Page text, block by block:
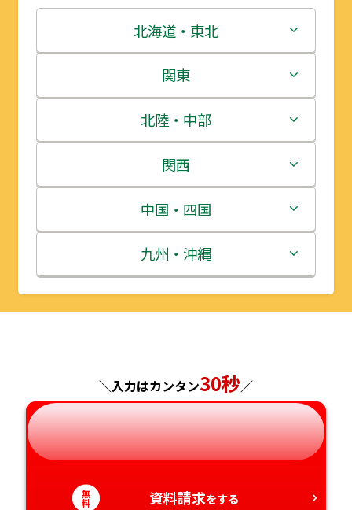
北海道・東北
北海道
青森県
岩手県
宮城県
秋田県
山形県
関東
茨城県
栃木県
群馬県
埼玉県
千葉県
神奈川県
北陸・中部
新潟県
富山県
石川県
福井県
長野県
岐阜県
関西
三重県
滋賀県
京都府
兵庫県
奈良県
中国・四国
鳥取県
島根県
広島県
山口県
九州・沖縄
福岡県
長崎県
熊本県
＼入力はカンタン30秒／
無
料 資料請求をする